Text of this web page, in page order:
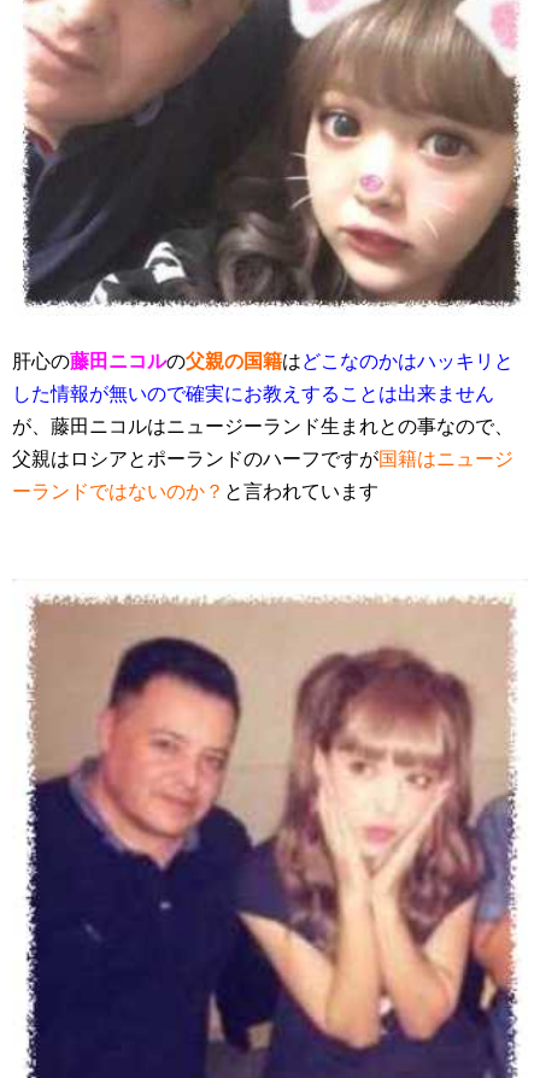
肝心の藤田ニコルの父親の国籍はどこなのかはハッキリと
した情報が無いので確実にお教えすることは出来ません
が、藤田ニコルはニュージーランド生まれとの事なので、
父親はロシアとポーランドのハーフですが国籍はニュージ
ーランドではないのか？ と言われています